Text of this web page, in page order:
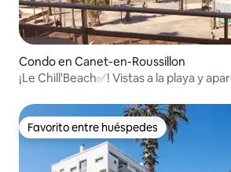
Condo en Canet-en-Roussillon
¡Le Chill'Beach✅! Vistas a la playa y
Favorito entre huéspedes
Favorito entre huéspedes